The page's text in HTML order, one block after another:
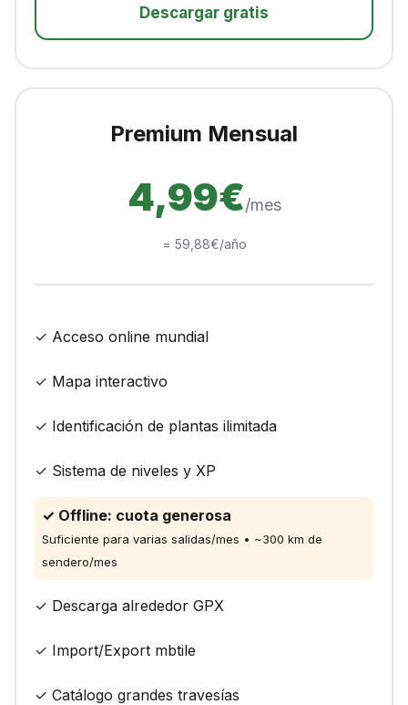
Descargar gratis
Premium Mensual
4,99€/mes
= 59,88€/año
✓ Acceso online mundial
✓ Mapa interactivo
✓ Identificación de plantas ilimitada
✓ Sistema de niveles y XP
✓ Offline: cuota generosa
Suficiente para varias salidas/mes • ~300 km de
sendero/mes
✓ Descarga alrededor GPX
✓ Import/Export mbtile
✓ Catálogo grandes travesías